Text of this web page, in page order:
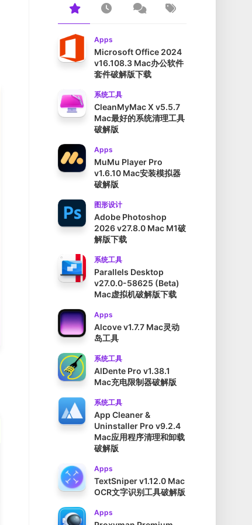
Apps
Microsoft Office 2024
v16.108.3 Mac办公软件
套件破解版下载
系统工具
CleanMyMac X v5.5.7
Mac最好的系统清理工具
破解版
Apps
MuMu Player Pro
v1.6.10 Mac安装模拟器
破解版
图形设计
Adobe Photoshop
2026 v27.8.0 Mac M1破
解版下载
系统工具
Parallels Desktop
v27.0.0-58625 (Beta)
Mac虚拟机破解版下载
Apps
Alcove v1.7.7 Mac灵动
岛工具
系统工具
AlDente Pro v1.38.1
Mac充电限制器破解版
系统工具
App Cleaner &
Uninstaller Pro v9.2.4
Mac应用程序清理和卸载
破解版
Apps
TextSniper v1.12.0 Mac
OCR文字识别工具破解版
Apps